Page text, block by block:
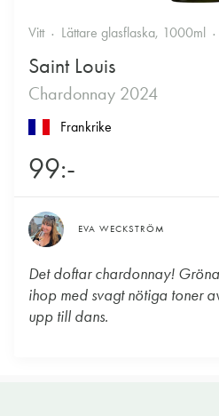
Vitt Lättare glasflaska, 1000ml
Saint Louis
Chardonnay 2024
Frankrike
99:-
EVA WECKSTRÖM
Det doftar chardonnay!
ihop med svagt nötiga toner
upp till dans.